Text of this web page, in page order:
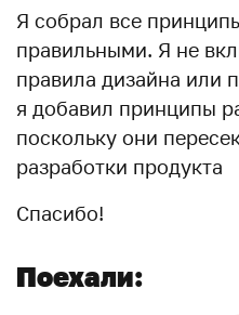
Я собрал все
правильными. Я не
правила дизайна или
я добавил принципы
поскольку они
разработки продукта
Спасибо!
Поехали: